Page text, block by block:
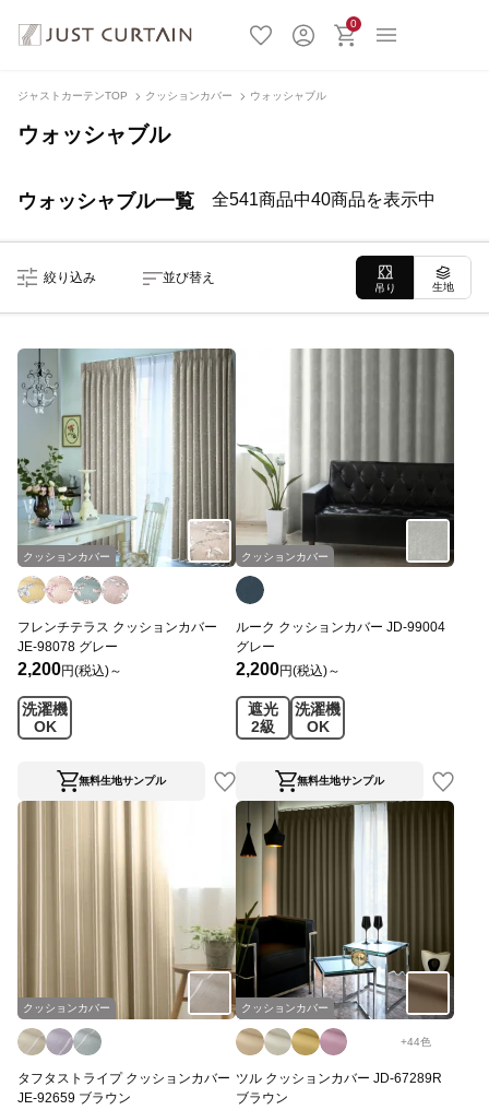
0
ジャストカーテンTOP クッションカバー ウォッシャブル
ウォッシャブル
ウォッシャブル一覧 全541商品中40商品を表示中
絞り込み 並び替え
吊り 生地
クッションカバー
フレンチテラス クッションカバー
JE-98078 グレー
2,200円(税込)～
洗濯機
OK
無料生地サンプル
クッションカバー
ルーク クッションカバー JD-99004
グレー
2,200円(税込)～
遮光
2級
洗濯機
OK
無料生地サンプル
クッションカバー
タフタストライプ クッションカバー
JE-92659 ブラウン
クッションカバー
+44色
ツル クッションカバー JD-67289R
ブラウン